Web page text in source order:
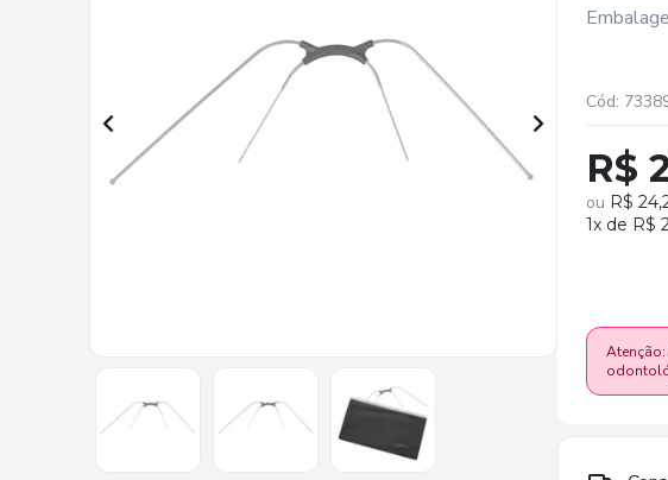
Cód:
R$
ou R$
1x de R$